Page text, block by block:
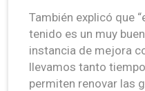
También explicó que
tenido es un muy
instancia de mejora
llevamos tanto
permiten renovar las